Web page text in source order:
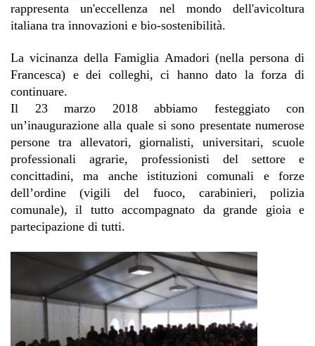
rappresenta un'eccellenza nel mondo dell'avicoltura
italiana tra innovazioni e bio-sostenibilità.
La vicinanza della Famiglia Amadori (nella persona di
Francesca) e dei colleghi, ci hanno dato la forza di
continuare.
Il 23 marzo 2018 abbiamo festeggiato con
un’inaugurazione alla quale si sono presentate numerose
persone tra allevatori, giornalisti, universitari, scuole
professionali agrarie, professionisti del settore e
concittadini, ma anche istituzioni comunali e forze
dell’ordine (vigili del fuoco, carabinieri, polizia
comunale), il tutto accompagnato da grande gioia e
partecipazione di tutti.